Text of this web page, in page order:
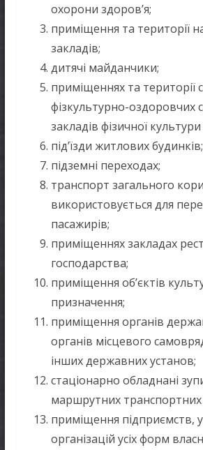
охорони здоров’я;
приміщення та території
закладів;
дитячі майданчики;
приміщеннях та території
фізкультурно-оздоровчих
закладів фізичної культури
під’їзди житлових будинків;
підземні переходах;
транспорт загального
використовується для
пасажирів;
приміщеннях закладах
господарства;
приміщення об’єктів
призначення;
приміщення органів
органів місцевого
інших державних установ;
стаціонарно обладнані
маршрутних транспортних
приміщення підприємств,
організацій усіх форм